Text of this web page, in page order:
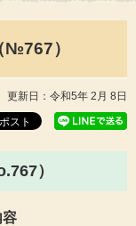
ン
メ
№767）
更新日：令和5年 2月 8日
）
容